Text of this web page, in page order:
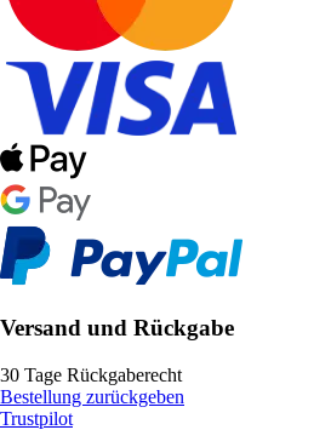
Versand und Rückgabe
30 Tage Rückgaberecht
Bestellung zurückgeben
Trustpilot